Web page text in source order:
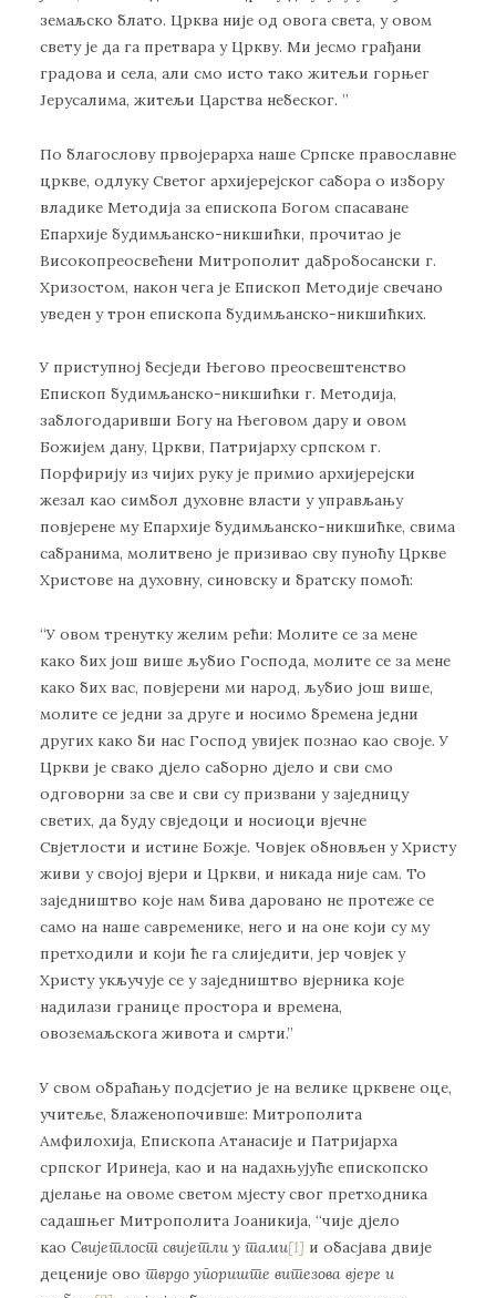
земаљско блато. Црква није од овога света, у овом
свету је да га претвара у Цркву. Ми јесмо грађани
градова и села, али смо исто тако житељи горњег
Јерусалима, житељи Царства небеског. ”
По благослову првојерарха наше Српске православне
цркве, одлуку Светог архијерејског сабора о избору
владике Методија за епископа Богом спасаване
Епархије будимљанско-никшићки, прочитао је
Високопреосвећени Митрополит дабробосански г.
Хризостом, након чега је Епископ Методије свечано
уведен у трон епископа будимљанско-никшићких.
У приступној бесједи Његово преосвештенство
Епископ будимљанско-никшићки г. Методија,
заблогодаривши Богу на Његовом дару и овом
Божијем дану, Цркви, Патријарху српском г.
Порфирију из чијих руку је примио архијерејски
жезал као симбол духовне власти у управљању
повјерене му Епархије будимљанско-никшићке, свима
сабранима, молитвено је призивао сву пуноћу Цркве
Христове на духовну, синовску и братску помоћ:
“У овом тренутку желим рећи: Молите се за мене
како бих још више љубио Господа, молите се за мене
како бих вас, повјерени ми народ, љубио још више,
молите се једни за друге и носимо бремена једни
других како би нас Господ увијек познао као своје. У
Цркви је свако дјело саборно дјело и сви смо
одговорни за све и сви су призвани у заједницу
светих, да буду свједоци и носиоци вјечне
Свјетлости и истине Божје. Човјек обновљен у Христу
живи у својој вјери и Цркви, и никада није сам. То
заједништво које нам бива даровано не протеже се
само на наше савременике, него и на оне који су му
претходили и који ће га слиједити, јер човјек у
Христу укључује се у заједништво вјерника које
надилази границе простора и времена,
овоземаљскога живота и смрти.”
У свом обраћању подсјетио је на велике црквене оце,
учитеље, блаженопочивше: Митрополита
Амфилохија, Епископа Атанасије и Патријарха
српског Иринеја, као и на надахњујуће епископско
дјелање на овоме светом мјесту свог претходника
садашњег Митрополита Јоаникија, “чије дјело
као Свијетлост свијетли у тами[1] и обасјава двије
деценије ово тврдо упориште витезова вјере и